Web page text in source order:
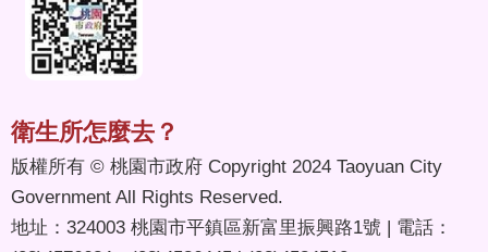
衛生所怎麼去？
版權所有 © 桃園市政府 Copyright 2024 Taoyuan City
Government All Rights Reserved.
地址：324003 桃園市平鎮區新富里振興路1號 | 電話：